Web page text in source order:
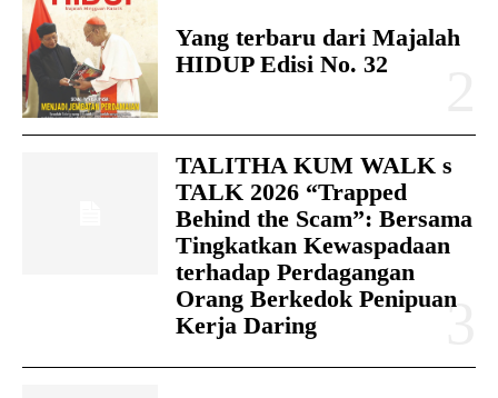
Yang terbaru dari Majalah
HIDUP Edisi No. 32
TALITHA KUM WALK s
TALK 2026 “Trapped
Behind the Scam”: Bersama
Tingkatkan Kewaspadaan
terhadap Perdagangan
Orang Berkedok Penipuan
Kerja Daring